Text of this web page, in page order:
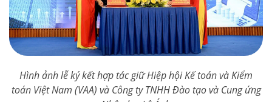
Hình ảnh lễ ký kết hợp tác giữ Hiệp hội Kế toán và Kiểm
toán Việt Nam (VAA) và Công ty TNHH Đào tạo và Cung ứng